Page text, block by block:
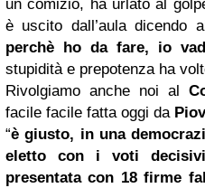
un comizio, ha urlato al
è uscito dall’aula dicendo
perchè ho da fare, io
stupidità e prepotenza ha
Rivolgiamo anche noi al
facile facile fatta oggi da
“è giusto, in una
eletto con i voti
presentata con 18 firme